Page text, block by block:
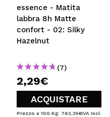
essence - Matita
labbra 8h Matte
confort - 02: Silky
Hazelnut
(7)
2,29€
ACQUISTARE
Prezzo x 100 Kg: 763,35€IVA Incl.